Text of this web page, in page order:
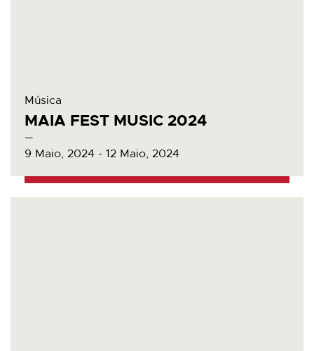
Música
MAIA FEST MUSIC 2024
9 Maio, 2024 - 12 Maio, 2024